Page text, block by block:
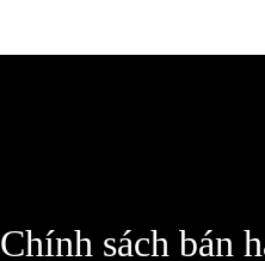
Chính sách bán